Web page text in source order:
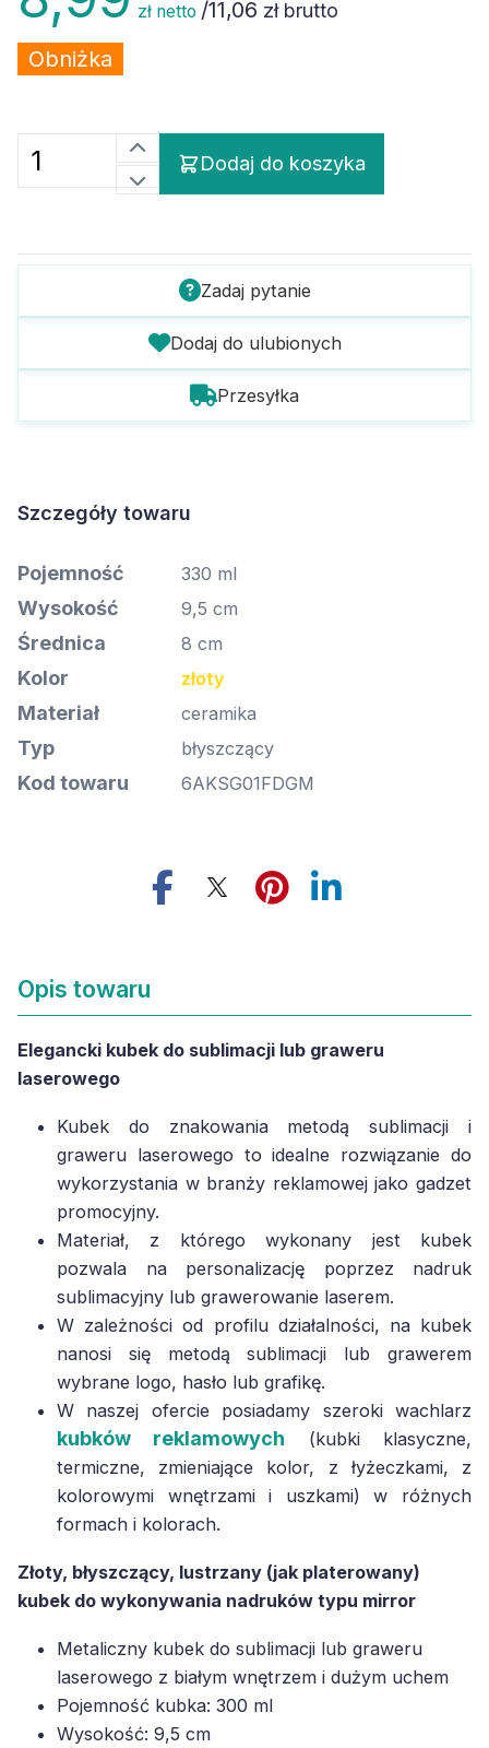
zł netto /11,06 zł brutto
Obniżka
Dodaj do koszyka
Zadaj pytanie
Dodaj do ulubionych
Przesyłka
Szczegóły towaru
Pojemność 330 ml
Wysokość 9,5 cm
Średnica 8 cm
Kolor złoty
Materiał ceramika
Typ błyszczący
Kod towaru 6AKSG01FDGM
Opis towaru
Elegancki kubek do sublimacji lub graweru
laserowego
Kubek do znakowania metodą sublimacji i
graweru laserowego to idealne rozwiązanie do
wykorzystania w branży reklamowej jako gadzet
promocyjny.
Materiał, z którego wykonany jest kubek
pozwala na personalizację poprzez nadruk
sublimacyjny lub grawerowanie laserem.
W zależności od profilu działalności, na kubek
nanosi się metodą sublimacji lub grawerem
wybrane logo, hasło lub grafikę.
W naszej ofercie posiadamy szeroki wachlarz
kubków reklamowych
(kubki klasyczne,
termiczne, zmieniające kolor, z łyżeczkami, z
kolorowymi wnętrzami i uszkami) w różnych
formach i kolorach.
Złoty, błyszczący, lustrzany (jak platerowany)
kubek do wykonywania nadruków typu mirror
Metaliczny kubek do sublimacji lub graweru
laserowego z białym wnętrzem i dużym uchem
Pojemność kubka: 300 ml
Wysokość: 9,5 cm